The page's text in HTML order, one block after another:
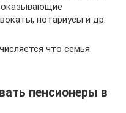
оказывающие
нотариусы и др.
что семья
пенсионеры в